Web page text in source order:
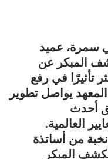
سمرة، عميد
المبكر عن
تأثيرًا في رفع
يواصل تطوير
أحدث
العالمية.
من أساتذة
المبكر